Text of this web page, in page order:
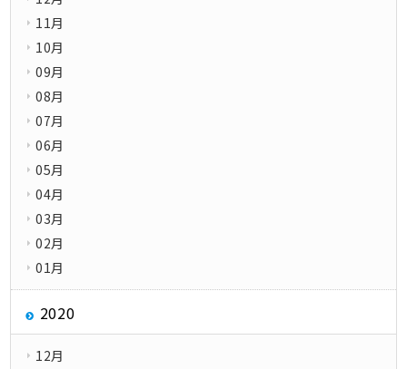
11月
10月
09月
08月
07月
06月
05月
04月
03月
02月
01月
2020
12月